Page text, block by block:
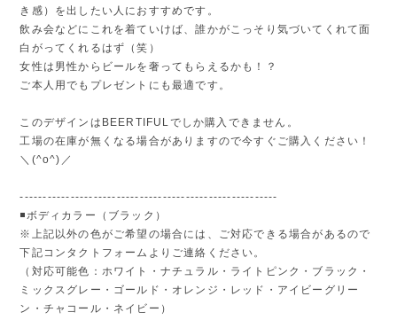
き感）を出したい人におすすめです。
飲み会などにこれを着ていけば、誰かがこっそり気づいてくれて面
白がってくれるはず（笑）
女性は男性からビールを奢ってもらえるかも！？
ご本人用でもプレゼントにも最適です。
このデザインはBEERTIFULでしか購入できません。
工場の在庫が無くなる場合がありますので今すぐご購入ください！
＼(^o^)／
--------------------------------------------------------
◾️ボディカラー（ブラック）
※上記以外の色がご希望の場合には、ご対応できる場合があるので
下記コンタクトフォームよりご連絡ください。
（対応可能色：ホワイト・ナチュラル・ライトピンク・ブラック・
ミックスグレー・ゴールド・オレンジ・レッド・アイビーグリー
ン・チャコール・ネイビー）